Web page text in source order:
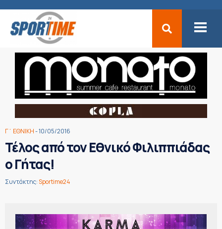
Γ΄ ΕΘΝΙΚΗ- 10/05/2016
Τέλος από τον Εθνικό Φιλιππιάδας
ο Γήτας!
Συντάκτης:Sportime24